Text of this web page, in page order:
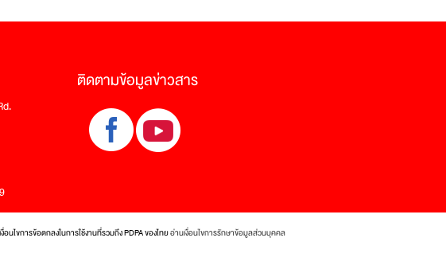
ขการข้อตกลงในการใช้งานที่รวมถึง PDPA ของไทยอ่านเงื่อนไขการรักษาข้อมูลส่วนบุคคล
ติดตามข้อมูลข่าวสาร